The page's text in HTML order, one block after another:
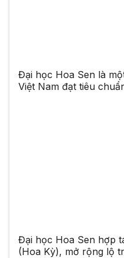
Đại học Hoa Sen là
Việt Nam đạt tiêu
Đại học Hoa Sen hợp
(Hoa Kỳ), mở rộng lộ